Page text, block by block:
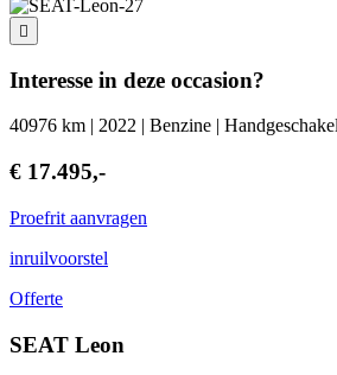
Interesse in deze occasion?
40976 km | 2022 | Benzine |
€ 17.495,-
Proefrit aanvragen
inruilvoorstel
Offerte
SEAT Leon